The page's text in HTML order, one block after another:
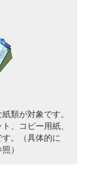
類が対象です。
、コピー用紙、
。（具体的に
）